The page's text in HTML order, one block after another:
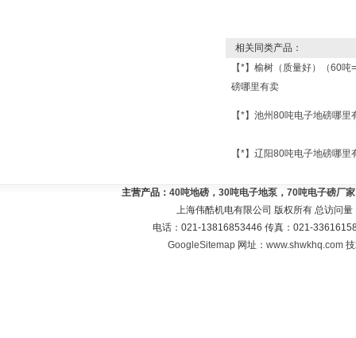
相关同类产品：
【*】榆树（质量好）（60
磅哪里有卖
【*】池州80吨电子地磅哪里
【*】辽阳80吨电子地磅哪里
主营产品： 40吨地磅，30吨电子地泵，70吨电子磅厂
上海伟酷机电有限公司 版权所有 总访问量
电话：021-13816853446 传真：021-
GoogleSitemap 网址：www.shwkhq.com